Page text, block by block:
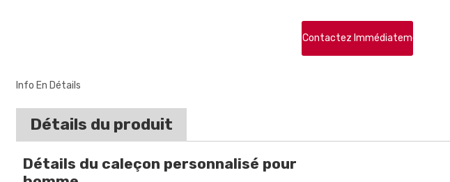
Contactez Immédiatement
Info En Détails
Détails du produit
Détails du caleçon personnalisé pour